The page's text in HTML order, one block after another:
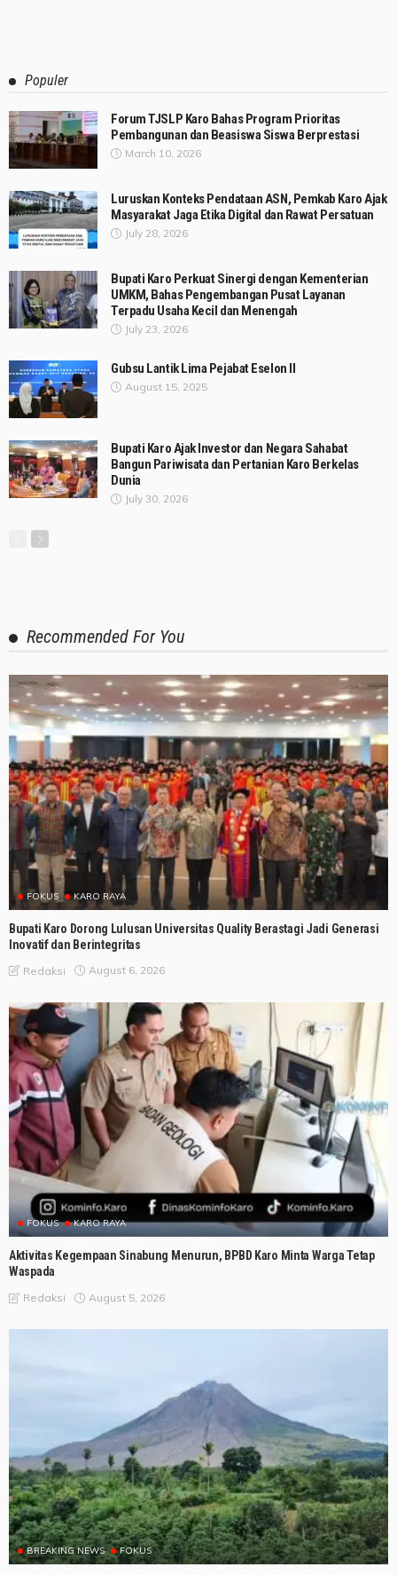
Populer
Forum TJSLP Karo Bahas Program Prioritas
Pembangunan dan Beasiswa Siswa Berprestasi
March 10, 2026
Luruskan Konteks Pendataan ASN, Pemkab Karo Ajak
Masyarakat Jaga Etika Digital dan Rawat Persatuan
July 28, 2026
Bupati Karo Perkuat Sinergi dengan Kementerian
UMKM, Bahas Pengembangan Pusat Layanan
Terpadu Usaha Kecil dan Menengah
July 23, 2026
Gubsu Lantik Lima Pejabat Eselon II
August 15, 2025
Bupati Karo Ajak Investor dan Negara Sahabat
Bangun Pariwisata dan Pertanian Karo Berkelas
Dunia
July 30, 2026
Recommended For You
FOKUS KARO RAYA
Bupati Karo Dorong Lulusan Universitas Quality Berastagi Jadi Generasi
Inovatif dan Berintegritas
Redaksi August 6, 2026
FOKUS KARO RAYA
Aktivitas Kegempaan Sinabung Menurun, BPBD Karo Minta Warga Tetap
Waspada
Redaksi August 5, 2026
BREAKING NEWS FOKUS